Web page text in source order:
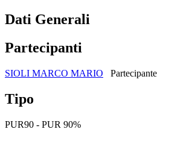
Dati Generali
Partecipanti
SIOLI MARCO MARIO Partecipante
Tipo
PUR90 - PUR 90%